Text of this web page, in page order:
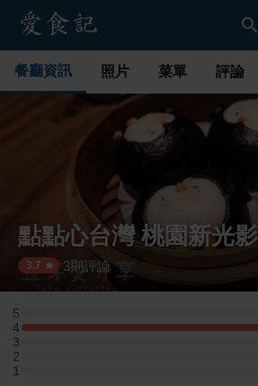
餐廳資訊 照片 菜單 評論
點點心台灣 桃園新光
3.7 ·3則評論
5
5 星：0 則評論
4
4 星：3 則評論
3
3 星：0 則評論
2
2 星：0 則評論
1
1 星：0 則評論